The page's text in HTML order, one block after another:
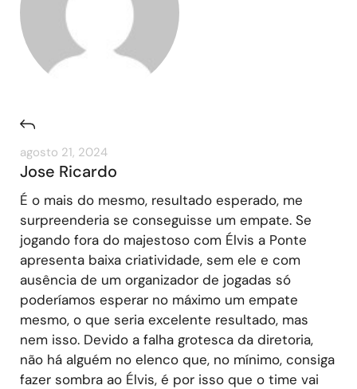
agosto 21, 2024
Jose Ricardo
É o mais do mesmo, resultado esperado, me
surpreenderia se conseguisse um empate. Se
jogando fora do majestoso com Élvis a Ponte
apresenta baixa criatividade, sem ele e com
ausência de um organizador de jogadas só
poderíamos esperar no máximo um empate
mesmo, o que seria excelente resultado, mas
nem isso. Devido a falha grotesca da diretoria,
não há alguém no elenco que, no mínimo, consiga
fazer sombra ao Élvis, é por isso que o time vai